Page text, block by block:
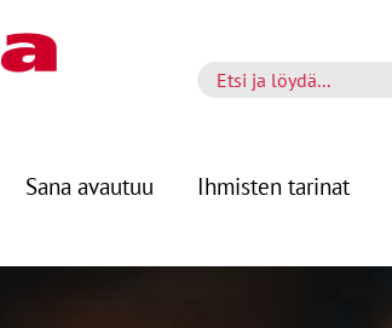
Sana avautuu Ihmisten tarinat